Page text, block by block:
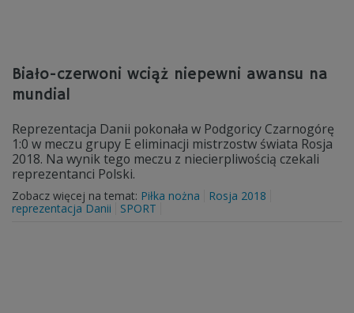
Biało-czerwoni wciąż niepewni awansu na
mundial
Reprezentacja Danii pokonała w Podgoricy Czarnogórę
1:0 w meczu grupy E eliminacji mistrzostw świata Rosja
2018. Na wynik tego meczu z niecierpliwością czekali
reprezentanci Polski.
Zobacz więcej na temat: Piłka nożna
Rosja 2018
reprezentacja Danii
SPORT